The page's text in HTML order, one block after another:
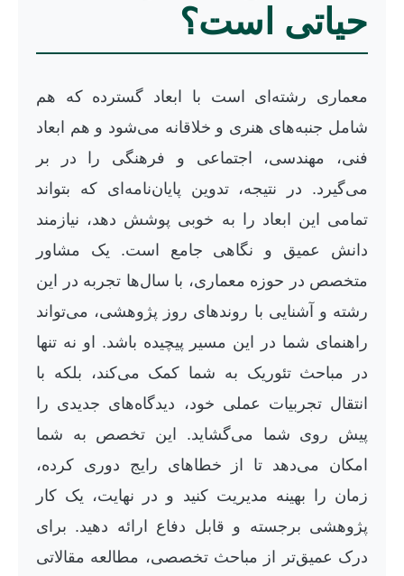
حیاتی است؟
معماری رشته‌ای است با ابعاد گسترده که هم
شامل جنبه‌های هنری و خلاقانه می‌شود و هم ابعاد
فنی، مهندسی، اجتماعی و فرهنگی را در بر
می‌گیرد. در نتیجه، تدوین پایان‌نامه‌ای که بتواند
تمامی این ابعاد را به خوبی پوشش دهد، نیازمند
دانش عمیق و نگاهی جامع است. یک مشاور
متخصص در حوزه معماری، با سال‌ها تجربه در این
رشته و آشنایی با روندهای روز پژوهشی، می‌تواند
راهنمای شما در این مسیر پیچیده باشد. او نه تنها
در مباحث تئوریک به شما کمک می‌کند، بلکه با
انتقال تجربیات عملی خود، دیدگاه‌های جدیدی را
پیش روی شما می‌گشاید. این تخصص به شما
امکان می‌دهد تا از خطاهای رایج دوری کرده،
زمان را بهینه مدیریت کنید و در نهایت، یک کار
پژوهشی برجسته و قابل دفاع ارائه دهید. برای
درک عمیق‌تر از مباحث تخصصی، مطالعه مقالاتی